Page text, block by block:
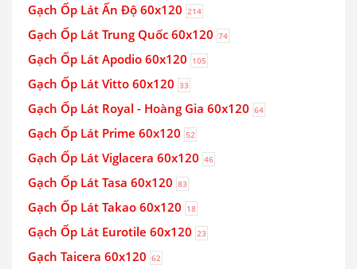
Gạch Ốp Lát Ấn Độ 60x120 214
Gạch Ốp Lát Trung Quốc 60x120 74
Gạch Ốp Lát Apodio 60x120 105
Gạch Ốp Lát Vitto 60x120 33
Gạch Ốp Lát Royal - Hoàng Gia 60x120 64
Gạch Ốp Lát Prime 60x120 52
Gạch Ốp Lát Viglacera 60x120 46
Gạch Ốp Lát Tasa 60x120 83
Gạch Ốp Lát Takao 60x120 18
Gạch Ốp Lát Eurotile 60x120 23
Gạch Taicera 60x120 62